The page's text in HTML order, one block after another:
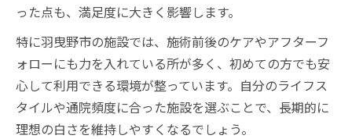
った点も、満足度に大きく影響します。
特に羽曳野市の施設では、施術前後のケアやアフターフ
ォローにも力を入れている所が多く、初めての方でも安
心して利用できる環境が整っています。自分のライフス
タイルや通院頻度に合った施設を選ぶことで、長期的に
理想の白さを維持しやすくなるでしょう。